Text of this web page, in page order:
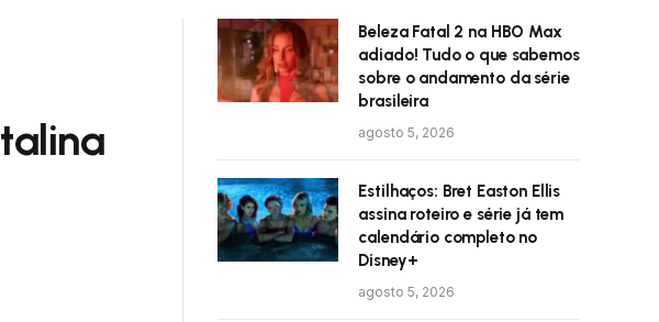
Beleza Fatal 2 na HBO Max
adiado! Tudo o que sabemos
sobre o andamento da série
brasileira
agosto 5, 2026
Estilhaços: Bret Easton Ellis
assina roteiro e série já tem
calendário completo no
Disney+
agosto 5, 2026